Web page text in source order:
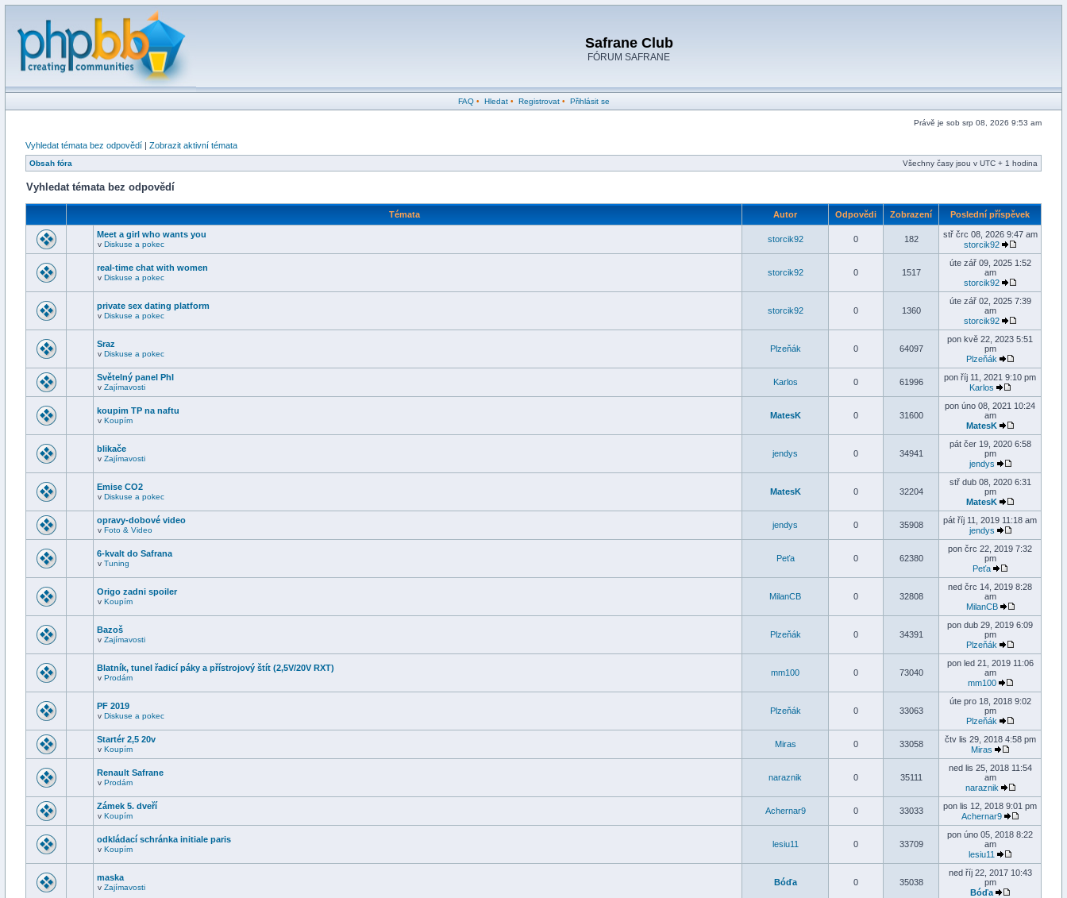
Safrane Club
FÓRUM SAFRANE
FAQ• Hledat• Registrovat• Přihlásit se
Právě je sob srp 08, 2026 9:53 am
Vyhledat témata bez odpovědí | Zobrazit aktivní témata
Obsah fóra Všechny časy jsou v UTC + 1 hodina
Vyhledat témata bez odpovědí
Témata Autor Odpovědi Zobrazení Poslední příspěvek
Meet a girl who wants you
v Diskuse a pokec
storcik92 0 182
stř črc 08, 2026 9:47 am
storcik92
real-time chat with women
v Diskuse a pokec
storcik92 0 1517
úte zář 09, 2025 1:52
am
storcik92
private sex dating platform
v Diskuse a pokec
storcik92 0 1360
úte zář 02, 2025 7:39
am
storcik92
Sraz
v Diskuse a pokec
Plzeňák 0 64097
pon kvě 22, 2023 5:51
pm
Plzeňák
Světelný panel PhI
v Zajímavosti
Karlos 0 61996
pon říj 11, 2021 9:10 pm
Karlos
koupim TP na naftu
v Koupím
MatesK 0 31600
pon úno 08, 2021 10:24
am
MatesK
blikače
v Zajímavosti
jendys 0 34941
pát čer 19, 2020 6:58
pm
jendys
Emise CO2
v Diskuse a pokec
MatesK 0 32204
stř dub 08, 2020 6:31
pm
MatesK
opravy-dobové video
v Foto & Video
jendys 0 35908
pát říj 11, 2019 11:18 am
jendys
6-kvalt do Safrana
v Tuning
Peťa 0 62380
pon črc 22, 2019 7:32
pm
Peťa
Origo zadni spoiler
v Koupím
MilanCB 0 32808
ned črc 14, 2019 8:28
am
MilanCB
Bazoš
v Zajímavosti
Plzeňák 0 34391
pon dub 29, 2019 6:09
pm
Plzeňák
Blatník, tunel řadicí páky a přístrojový štít (2,5V/20V RXT)
v Prodám
mm100 0 73040
pon led 21, 2019 11:06
am
mm100
PF 2019
v Diskuse a pokec
Plzeňák 0 33063
úte pro 18, 2018 9:02
pm
Plzeňák
Startér 2,5 20v
v Koupím
Miras 0 33058
čtv lis 29, 2018 4:58 pm
Miras
Renault Safrane
v Prodám
naraznik 0 35111
ned lis 25, 2018 11:54
am
naraznik
Zámek 5. dveří
v Koupím
Achernar9 0 33033
pon lis 12, 2018 9:01 pm
Achernar9
odkládací schránka initiale paris
v Koupím
lesiu11 0 33709
pon úno 05, 2018 8:22
am
lesiu11
maska
v Zajímavosti
Bóďa 0 35038
ned říj 22, 2017 10:43
pm
Bóďa